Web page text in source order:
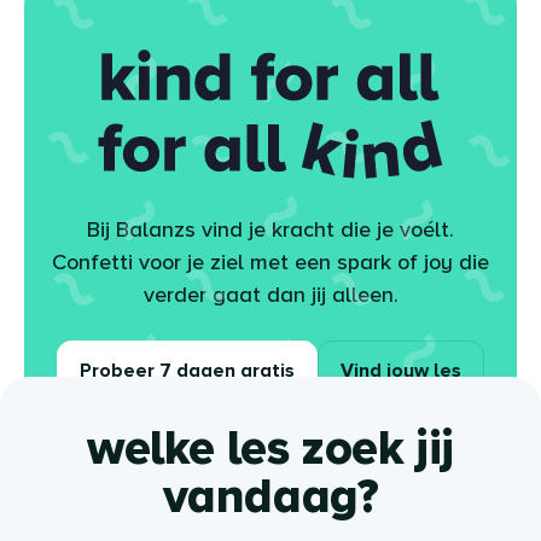
kind for all
for all kind
Bij Balanzs vind je kracht die je voélt.
Confetti voor je ziel met een spark of joy die
verder gaat dan jij alleen.
Probeer 7 dagen gratis Vind jouw les
welke les zoek jij
vandaag?